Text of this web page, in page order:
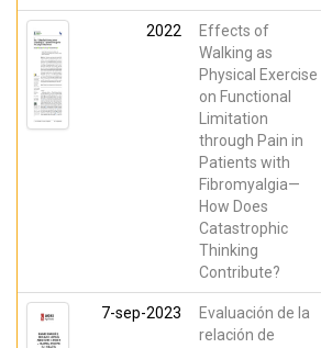
2022
Effects of
Walking as
Physical Exercise
on Functional
Limitation
through Pain in
Patients with
Fibromyalgia—
How Does
Catastrophic
Thinking
Contribute?
7-sep-2023
Evaluación de la
relación de